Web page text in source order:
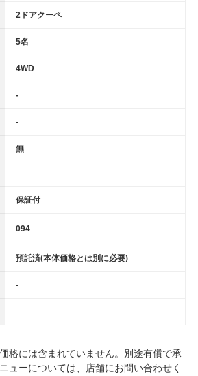
2ドアクーペ
5名
4WD
-
-
無
保証付
094
預託済(本体価格とは別に必要)
-
格には含まれていません。別途有償で承
ューについては、店舗にお問い合わせく